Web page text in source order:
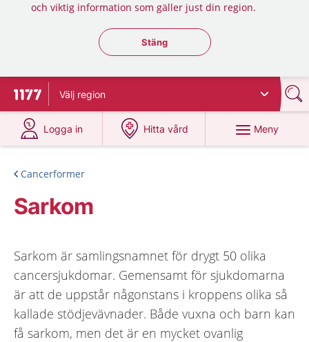
och viktig information som gäller just din region.
Stäng regionsväljaren
Stäng
Till startsidan för 1177
Välj region
Logga in
på 1177.se
Hitta vård
på 1177.se
Meny
Cancerformer
Sarkom
Sarkom är samlingsnamnet för drygt 50 olika
cancersjukdomar. Gemensamt för sjukdomarna
är att de uppstår någonstans i kroppens olika så
kallade stödjevävnader. Både vuxna och barn kan
få sarkom, men det är en mycket ovanlig